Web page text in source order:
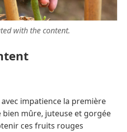
with the content.
impatience la première
bien mûre, juteuse et gorgée
ces fruits rouges